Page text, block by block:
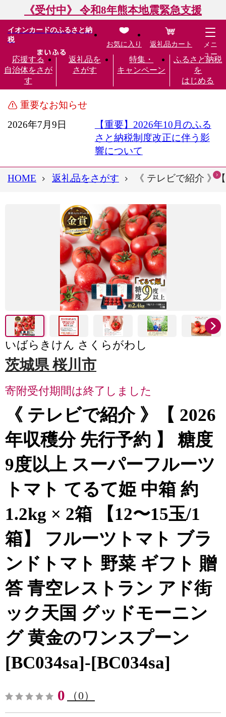
《受付中》 令和8年熊本地震緊急支援
イオンカードのふるさと納
税
応援する
自治体をさが
す
返礼品を
さがす
特集・
キャンペーン
ふるさと納税
を
はじめる
お気に入り 返礼品カート
メニ
ュー
重要なお知らせ
2026年7月9日
【重要】2026年10月のふる
さと納税制度改正に伴う影
響について
HOME 返礼品をさがす 《 テレビで紹介 》
いばらきけん さくらがわし
茨城県 桜川市
寄附受付期間は終了しました
《 テレビで紹介 》【 2026
年収穫分 先行予約 】 糖度
9度以上 スーパーフルーツ
トマト てるて姫 中箱 約
1.2kg × 2箱 【12〜15玉/1
箱】 フルーツトマト ブラ
ンドトマト 野菜 ギフト 贈
答 青空レストラン アド街
ック天国 グッドモーニン
グ 黄金のワンスプーン
[BC034sa]-[BC034sa]
0 （0）